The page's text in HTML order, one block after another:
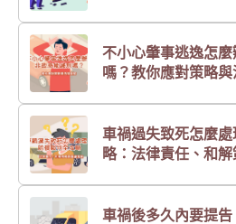
不小心肇事逃逸怎麼
嗎？教你應對策略與
車禍過失致死怎麼
略：法律責任、和
車禍後多久內要提